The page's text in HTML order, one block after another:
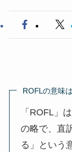
ROFLの意味
「ROFL」
の略で、直
る」という